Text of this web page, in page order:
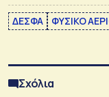
ΔΕΣΦΑ ΦΥΣΙΚΟ
Σχόλια